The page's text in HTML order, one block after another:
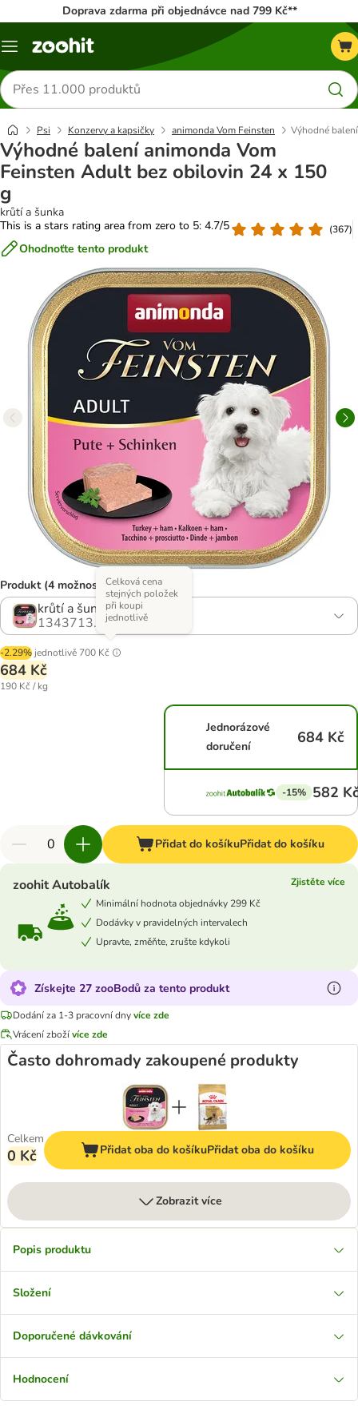
Doprava zdarma při objednávce nad 799 Kč**
Menu
Hledat
produkty
Psi Konzervy a kapsičky animonda Vom Feinsten Výhodné
Výhodné balení animonda Vom
Feinsten Adult bez obilovin 24 x 150
g
krůtí a šunka
This is a stars rating area from zero to 5: 4.7/5
(367)
Ohodnoťte tento produkt
Produkt (4 možností)
krůtí a šunka
1343713.4
-2.29% jednotlivě 700 Kč
Celková cena
stejných položek
při koupi
jednotlivě
684 Kč
190 Kč / kg
Jednorázové
doručení
684 Kč
-15% 582
Přidat do košíkuPřidat do košíku
zoohit Autobalík
Zjistěte více
Minimální hodnota objednávky 299 Kč
Dodávky v pravidelných intervalech
Upravte, změňte, zrušte kdykoli
Získejte 27 zooBodů za tento produkt
Dodání za 1-3 pracovní dnyvíce zde
Vrácení zbožívíce zde
Často dohromady zakoupené produkty
Celkem
0 Kč Přidat oba do košíkuPřidat oba do košíku
Zobrazit více
Popis produktu
Složení
Doporučené dávkování
Hodnocení